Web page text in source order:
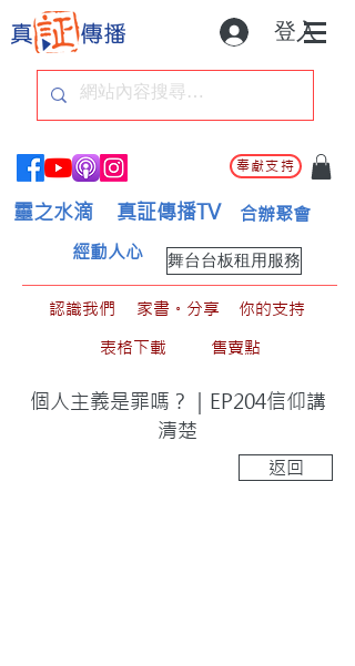
登入
奉獻支持
靈之水滴 真証傳播TV 合辦聚會
舞台台板租用服務
經動人心
認識我們 家書。分享
你的支持
表格下載
售賣點
個人主義是罪嗎？｜EP204信仰講
清楚
返回